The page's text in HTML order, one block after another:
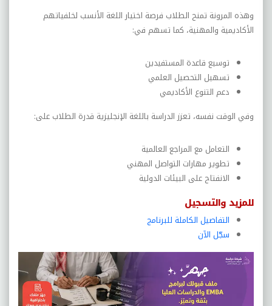
وهذه المرونة تمنح الطلاب فرصة اختيار اللغة الأنسب لخلفياتهم
الأكاديمية والمهنية، كما تسهم في:
توسيع قاعدة المستفيدين
تسهيل التحصيل العلمي
دعم التنوع الأكاديمي
وفي الوقت نفسه، تعزز الدراسة باللغة الإنجليزية قدرة الطلاب على:
التعامل مع المراجع العالمية
تطوير مهارات التواصل المهني
الانفتاح على البيئات الدولية
للمزيد والتسجيل
التفاصيل الكاملة للبرنامج
سجّل الآن